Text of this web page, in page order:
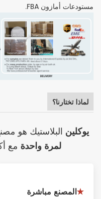
مستودعات أمازون FBA.
لماذا تختارنا؟
يوكلين البلاستيك هو
لمرة واحدة مع
★المصنع مباشرة